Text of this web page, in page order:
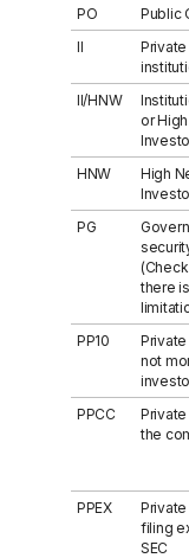
PO
Public
II
II/HNW
or
HNW
High
PG
there
PP10
not
PPCC
the
PPEX
filing
SEC